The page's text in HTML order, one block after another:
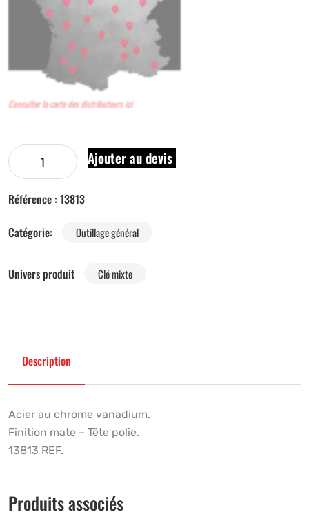
Consulter la carte des distributeurs ici
Ajouter au devis
Référence : 13813
Catégorie:
Outillage général
Univers produit Clé mixte
Description
Acier au chrome vanadium.
Finition mate – Tête polie.
13813 REF.
Produits associés